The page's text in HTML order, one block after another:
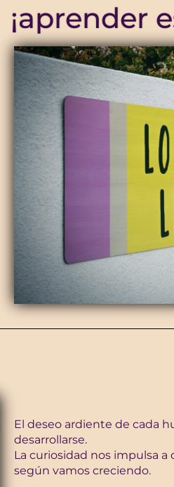
¡aprender
El deseo ardiente de cada
desarrollarse.
La curiosidad nos impulsa
según vamos creciendo.